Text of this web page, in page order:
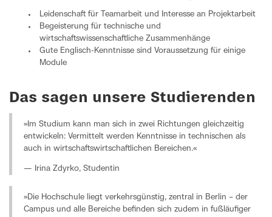
Leidenschaft für Teamarbeit und Interesse an Projektarbeit
Begeisterung für technische und
wirtschaftswissenschaftliche Zusammenhänge
Gute Englisch-Kenntnisse sind Voraussetzung für einige
Module
Das sagen unsere Studierenden
»Im Studium kann man sich in zwei Richtungen gleichzeitig
entwickeln: Vermittelt werden Kenntnisse in technischen als
auch in wirtschaftswirtschaftlichen Bereichen.«
— Irina Zdyrko, Studentin
»Die Hochschule liegt verkehrsgünstig, zentral in Berlin – der
Campus und alle Bereiche befinden sich zudem in fußläufiger